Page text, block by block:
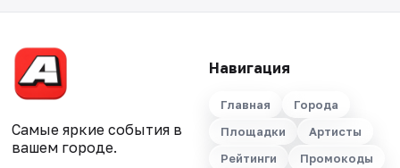
Самые яркие события в
вашем городе.
Навигация
Главная
Города
Площадки
Артисты
Рейтинги
Промокоды